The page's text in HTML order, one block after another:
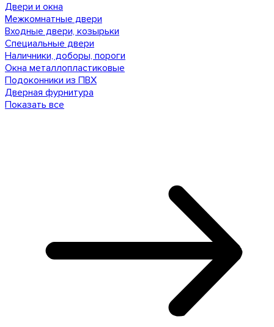
Двери и окна
Межкомнатные двери
Входные двери, козырьки
Специальные двери
Наличники, доборы, пороги
Окна металлопластиковые
Подоконники из ПВХ
Дверная фурнитура
Показать все